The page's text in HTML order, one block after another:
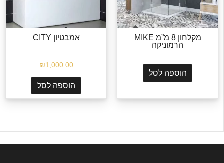
מקלחון 8 מ”מ MIKE
הרמוניקה
הוספה לסל
אמבטיון CITY
₪1,000.00
הוספה לסל